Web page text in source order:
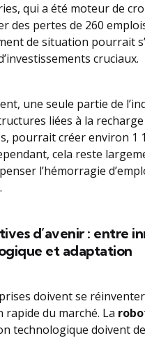
qui a été moteur de
des pertes de 260
de situation pourrait
cruciaux.
une seule partie de
liées à la
pourrait créer environ 1
cela reste
l’hémorragie
d’avenir : entre
et adaptation
doivent se
rapide du marché. La
technologique doivent